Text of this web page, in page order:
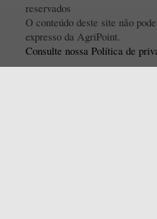
reservados
O conteúdo deste site não
expresso da AgriPoint.
Consulte nossa Política de